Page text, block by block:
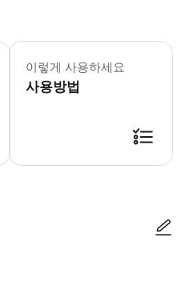
‣ 계절별 이용시간이 다르기에, 반드
이렇게 사용하세요
사용방법